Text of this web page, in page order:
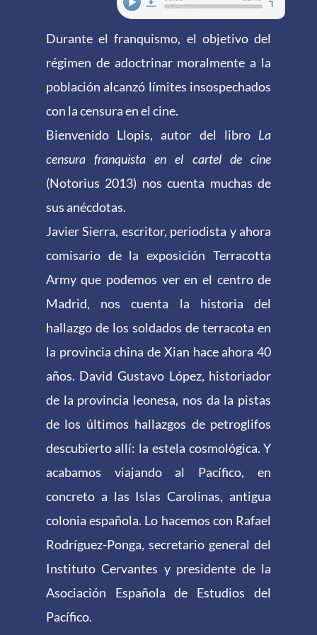
Durante el franquismo, el objetivo del
régimen de adoctrinar moralmente a la
población alcanzó límites insospechados
con la censura en el cine.
Bienvenido Llopis, autor del libro La
censura franquista en el cartel de cine
(Notorius 2013) nos cuenta muchas de
sus anécdotas.
Javier Sierra, escritor, periodista y ahora
comisario de la exposición Terracotta
Army que podemos ver en el centro de
Madrid, nos cuenta la historia del
hallazgo de los soldados de terracota en
la provincia china de Xian hace ahora 40
años. David Gustavo López, historiador
de la provincia leonesa, nos da la pistas
de los últimos hallazgos de petroglifos
descubierto allí: la estela cosmológica. Y
acabamos viajando al Pacífico, en
concreto a las Islas Carolinas, antigua
colonia española. Lo hacemos con Rafael
Rodríguez-Ponga, secretario general del
Instituto Cervantes y presidente de la
Asociación Española de Estudios del
Pacífico.